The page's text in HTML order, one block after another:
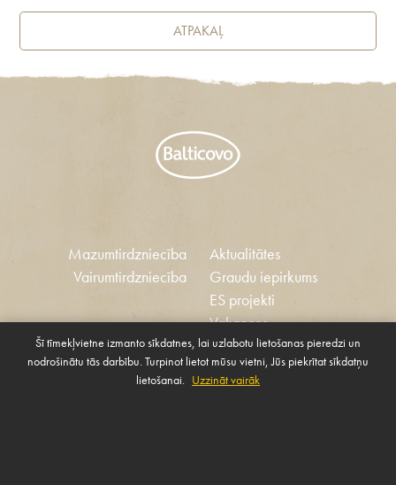
ATPAKAĻ
Mazumtirdzniecība
Vairumtirdzniecība
Sīkdatnes
Aktualitātes
Graudu iepirkums
ES projekti
Vakances
Ētikas kodekss
Sabiedrības atbalsta
politika
Šī tīmekļvietne izmanto sīkdatnes, lai uzlabotu lietošanas pieredzi un
nodrošinātu tās darbību. Turpinot lietot mūsu vietni, Jūs piekrītat sīkdatņu
lietošanai. Uzzināt vairāk